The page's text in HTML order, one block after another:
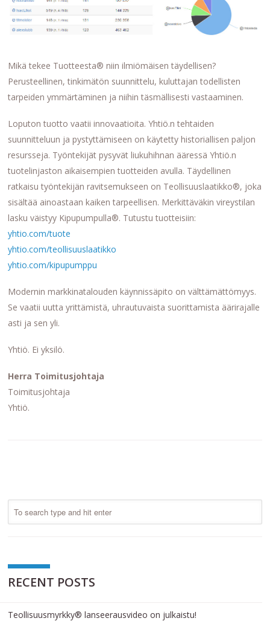
Mikä tekee Tuotteesta® niin ilmiömäisen täydellisen?
Perusteellinen, tinkimätön suunnittelu, kuluttajan todellisten
tarpeiden ymmärtäminen ja niihin täsmällisesti vastaaminen.
Loputon tuotto vaatii innovaatioita. Yhtiö.n tehtaiden
suunnitteluun ja pystyttämiseen on käytetty historiallisen paljon
resursseja. Työntekijät pysyvät liukuhihnan ääressä Yhtiö.n
tuotelinjaston aikaisempien tuotteiden avulla. Täydellinen
ratkaisu työntekijän ravitsemukseen on Teollisuuslaatikko®, joka
sisältää ainoastaan kaiken tarpeellisen. Merkittäväkin vireystilan
lasku väistyy Kipupumpulla®. Tutustu tuotteisiin:
yhtio.com/tuote
yhtio.com/teollisuuslaatikko
yhtio.com/kipupumppu
Modernin markkinatalouden käynnissäpito on välttämättömyys.
Se vaatii uutta yrittämistä, uhrautuvaista suorittamista äärirajalle
asti ja sen yli.
Yhtiö. Ei yksilö.
Herra Toimitusjohtaja
Toimitusjohtaja
Yhtiö.
RECENT POSTS
Teollisuusmyrkky® lanseerausvideo on julkaistu!